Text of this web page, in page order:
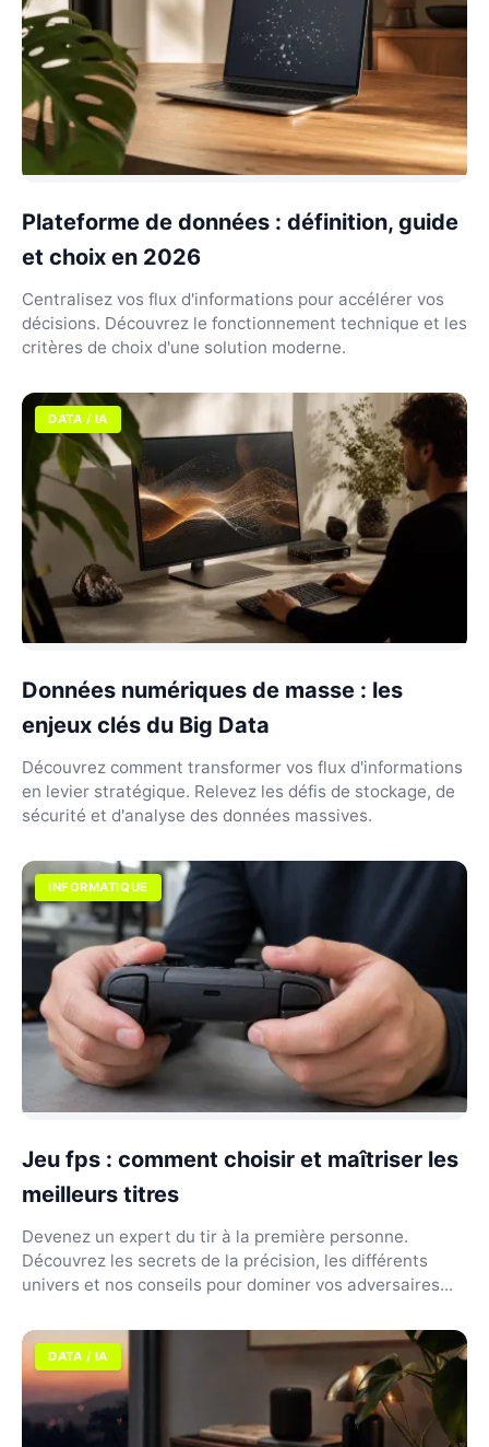
Plateforme de données : définition, guide
et choix en 2026
Centralisez vos flux d'informations pour accélérer vos
décisions. Découvrez le fonctionnement technique et les
critères de choix d'une solution moderne.
DATA / IA
Données numériques de masse : les
enjeux clés du Big Data
Découvrez comment transformer vos flux d'informations
en levier stratégique. Relevez les défis de stockage, de
sécurité et d'analyse des données massives.
INFORMATIQUE
Jeu fps : comment choisir et maîtriser les
meilleurs titres
Devenez un expert du tir à la première personne.
Découvrez les secrets de la précision, les différents
univers et nos conseils pour dominer vos adversaires...
DATA / IA